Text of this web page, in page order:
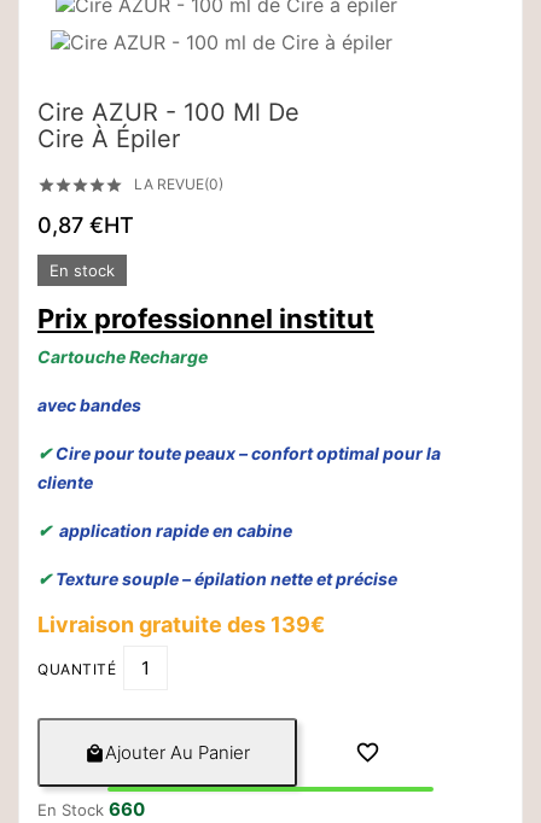
Cire AZUR - 100 Ml De
Cire À Épiler
 LA REVUE(0)
0,87 €HT
En stock
Prix professionnel institut
Cartouche Recharge
avec bandes
✔Cire pour toute peaux – confort optimal pour la
cliente
✔application rapide en cabine
✔Texture souple – épilation nette et précise
Livraison gratuite des 139€
QUANTITÉ
Ajouter Au Panier 
En Stock 660